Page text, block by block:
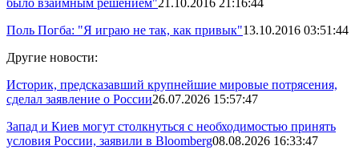
было взаимным решением"21.10.2016 21:16:44
Поль Погба: "Я играю не так, как привык"13.10.2016 03:51:44
Другие новости:
Историк, предсказавший крупнейшие мировые потрясения,
сделал заявление о России26.07.2026 15:57:47
Запад и Киев могут столкнуться с необходимостью принять
условия России, заявили в Bloomberg08.08.2026 16:33:47